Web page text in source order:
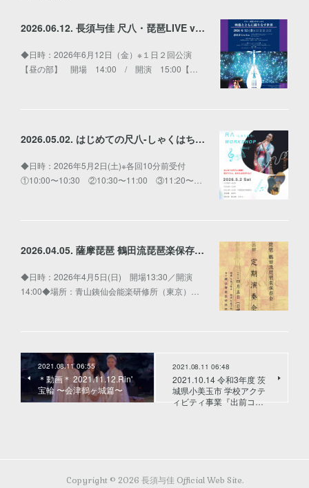
2026.06.12. 長須与佳 尺八・琵琶LIVE vol.2〜映像とともに織りなす世界〜
◆日時：2026年6月12日（金）※１日２回公演
【昼の部】 開場 14:00 / 開演 15:00【…
2026.05.02. はじめての尺八-しゃくはち-WORKSHOP
◆日時：2026年5月2日(土)※各回10分前受付
①10:00〜10:30 ②10:30〜11:00 ③11:20〜…
2026.04.05. 薩摩琵琶 鶴田流琵琶楽保存会 第三回 定期演奏会
◆日時：2026年4月5日(日) 開場13:30／開演
14:00◆場所：青山銕仙会能楽研修所（東京）…
2021.08.11 06:55
＊動画＊ 2021.11.12.Rin'
宝輪 〜会津鶴ヶ城篇〜
2021.08.11 06:48
2021.10.14 令和3年度 茨
城県小美玉市 学校アクテ
ィビティ事業『出前コ…
Copyright © 2026 長須与佳 Official Web Site.